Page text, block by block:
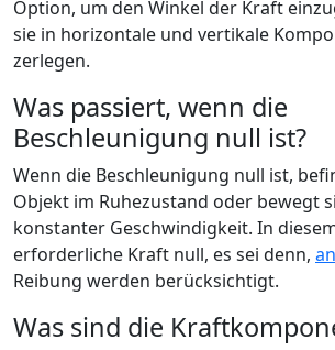
Option, um den Winkel der Kraft
sie in horizontale und vertikale
zerlegen.
Was passiert, wenn die
Beschleunigung null ist?
Wenn die Beschleunigung null ist,
Objekt im Ruhezustand oder bewegt
konstanter Geschwindigkeit. In
erforderliche Kraft null, es sei denn,
Reibung werden berücksichtigt.
Was sind die